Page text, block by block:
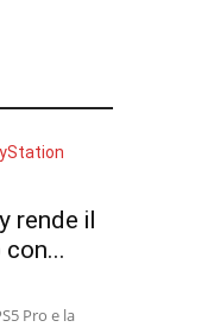
rende il
Pro e la